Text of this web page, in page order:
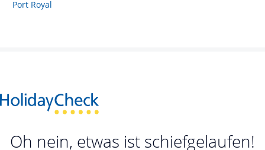
Port Royal
Oh nein, etwas ist schiefgelaufen!